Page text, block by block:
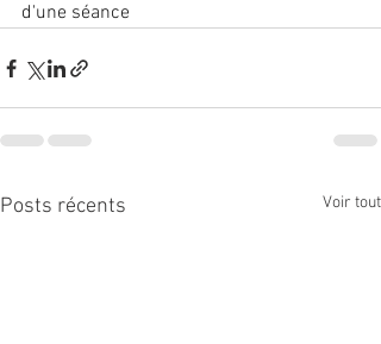
d'une séance
Posts récents Voir tout